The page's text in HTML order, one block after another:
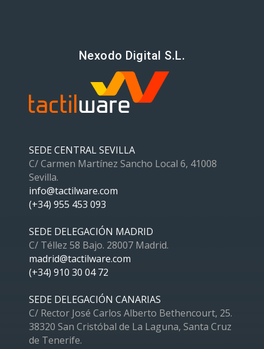
Nexodo Digital S.L.
SEDE CENTRAL SEVILLA
C/ Carmen Martínez Sancho Local 6, 41008
Sevilla.
info@tactilware.com
(+34) 955 453 093
SEDE DELEGACIÓN MADRID
C/ Téllez 58 Bajo. 28007 Madrid.
madrid@tactilware.com
(+34) 910 30 04 72
SEDE DELEGACIÓN CANARIAS
C/ Rector José Carlos Alberto Bethencourt, 25.
38320 San Cristóbal de La Laguna, Santa Cruz
de Tenerife.